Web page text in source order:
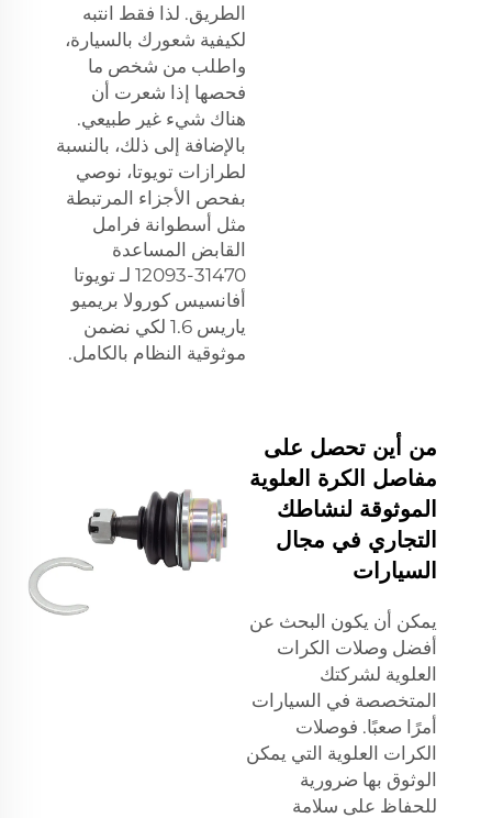
الطريق. لذا فقط انتبه
لكيفية شعورك بالسيارة،
واطلب من شخص ما
فحصها إذا شعرت أن
هناك شيء غير طبيعي.
بالإضافة إلى ذلك، بالنسبة
لطرازات تويوتا، نوصي
بفحص الأجزاء المرتبطة
مثل أسطوانة فرامل
القابض المساعدة
31470-12093 لـ تويوتا
أفانسيس كورولا بريميو
ياريس 1.6
لكي نضمن
موثوقية النظام بالكامل.
من أين تحصل على
مفاصل الكرة العلوية
الموثوقة لنشاطك
التجاري في مجال
السيارات
يمكن أن يكون البحث عن
أفضل وصلات الكرات
العلوية لشركتك
المتخصصة في السيارات
أمرًا صعبًا. فوصلات
الكرات العلوية التي يمكن
الوثوق بها ضرورية
للحفاظ على سلامة